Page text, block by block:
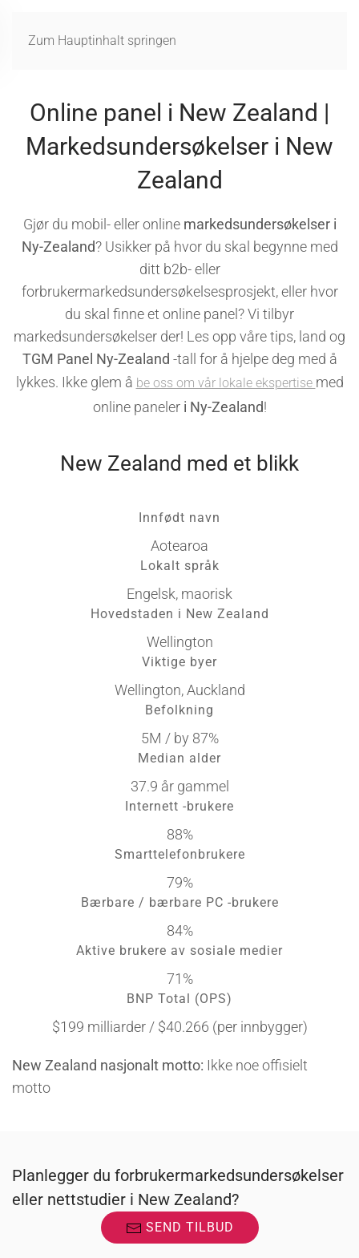
Zum Hauptinhalt springen
Online panel i New Zealand |
Markedsundersøkelser i New
Zealand
Gjør du mobil- eller online markedsundersøkelser i
Ny-Zealand? Usikker på hvor du skal begynne med
ditt b2b- eller
forbrukermarkedsundersøkelsesprosjekt, eller hvor
du skal finne et online panel? Vi tilbyr
markedsundersøkelser der! Les opp våre tips, land og
TGM Panel Ny-Zealand -tall for å hjelpe deg med å
lykkes. Ikke glem å be oss om vår lokale ekspertise med
online paneler i Ny-Zealand!
New Zealand med et blikk
Innfødt navn
Aotearoa
Lokalt språk
Engelsk, maorisk
Hovedstaden i New Zealand
Wellington
Viktige byer
Wellington, Auckland
Befolkning
5M / by 87%
Median alder
37.9 år gammel
Internett -brukere
88%
Smarttelefonbrukere
79%
Bærbare / bærbare PC -brukere
84%
Aktive brukere av sosiale medier
71%
BNP Total (OPS)
$199 milliarder / $40.266 (per innbygger)
New Zealand nasjonalt motto: Ikke noe offisielt
motto
Planlegger du forbrukermarkedsundersøkelser
eller nettstudier i New Zealand?
SEND TILBUD